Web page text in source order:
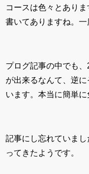
コースは色々とあり
書いてありますね。一
プログ記事の中でも、
が出来るなんて、逆
います。本当に簡単に
記事にし忘れていま
ってきたようです。